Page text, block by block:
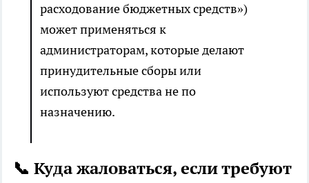
расходование бюджетных средств»)
может применяться к
администраторам, которые делают
принудительные сборы или
используют средства не по
назначению.
📞 Куда жаловаться, если требуют